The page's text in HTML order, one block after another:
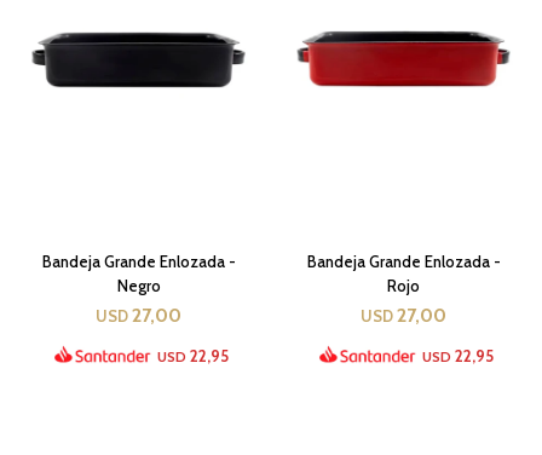
Bandeja Grande Enlozada -
Negro
USD 27,00
USD 22,95
Bandeja Grande Enlozada -
Rojo
USD 27,00
USD 22,95